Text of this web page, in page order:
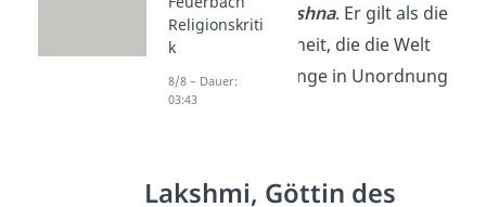
sindRamaund Krishna. Er gilt als die
hinduistische Gottheit, die die Welt
rettet, wenn die Dinge in Unordnung
geraten.
Lakshmi, Göttin des
Religionskriti
k
8/8 – Dauer:
03:43